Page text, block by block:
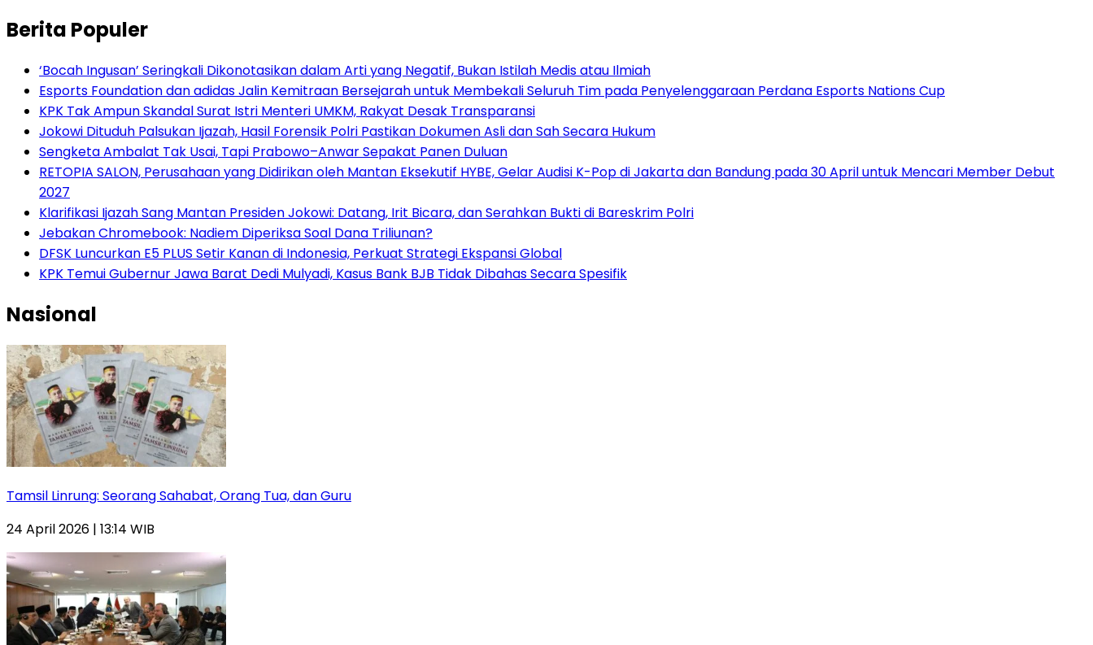
Berita Populer
‘Bocah Ingusan’ Seringkali Dikonotasikan dalam Arti yang Negatif, Bukan Istilah Medis atau Ilmiah
Esports Foundation dan adidas Jalin Kemitraan Bersejarah untuk Membekali Seluruh Tim pada Penyelenggaraan Perdana Esports Nations Cup
KPK Tak Ampun Skandal Surat Istri Menteri UMKM, Rakyat Desak Transparansi
Jokowi Dituduh Palsukan Ijazah, Hasil Forensik Polri Pastikan Dokumen Asli dan Sah Secara Hukum
Sengketa Ambalat Tak Usai, Tapi Prabowo–Anwar Sepakat Panen Duluan
RETOPIA SALON, Perusahaan yang Didirikan oleh Mantan Eksekutif HYBE, Gelar Audisi K-Pop di Jakarta dan Bandung pada 30 April untuk Mencari Member Debut
2027
Klarifikasi Ijazah Sang Mantan Presiden Jokowi: Datang, Irit Bicara, dan Serahkan Bukti di Bareskrim Polri
Jebakan Chromebook: Nadiem Diperiksa Soal Dana Triliunan?
DFSK Luncurkan E5 PLUS Setir Kanan di Indonesia, Perkuat Strategi Ekspansi Global
KPK Temui Gubernur Jawa Barat Dedi Mulyadi, Kasus Bank BJB Tidak Dibahas Secara Spesifik
Nasional
Tamsil Linrung: Seorang Sahabat, Orang Tua, dan Guru
24 April 2026 | 13:14 WIB